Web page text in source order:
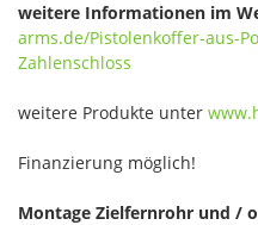
weitere Informationen im
arms.de/Pistolenkoffer-aus-
Zahlenschloss
weitere Produkte unter
Finanzierung möglich!
Montage Zielfernrohr und /